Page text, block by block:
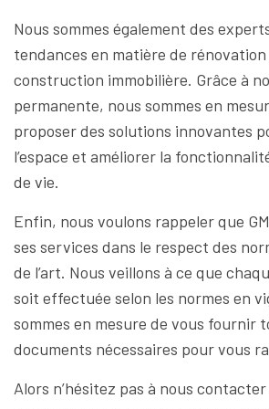
Nous sommes également des
tendances en matière de
construction immobilière. Grâce à
permanente, nous sommes en
proposer des solutions innovantes
l’espace et améliorer la
de vie.
Enfin, nous voulons rappeler que
ses services dans le respect des
de l’art. Nous veillons à ce que
soit effectuée selon les normes en
sommes en mesure de vous fournir
documents nécessaires pour vous
Alors n’hésitez pas à nous